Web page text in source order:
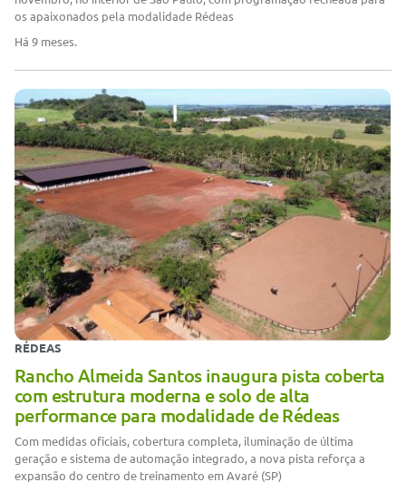
os apaixonados pela modalidade Rédeas
Há 9 meses.
RÉDEAS
Rancho Almeida Santos inaugura pista coberta
com estrutura moderna e solo de alta
performance para modalidade de Rédeas
Com medidas oficiais, cobertura completa, iluminação de última
geração e sistema de automação integrado, a nova pista reforça a
expansão do centro de treinamento em Avaré (SP)